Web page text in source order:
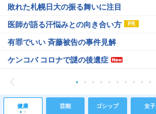
敗れた札幌日大の振る舞いに注目
医師が語る汗悩みとの向き合い方
有罪でいい 斉藤被告の事件見解
ケンコバ コロナで謎の後遺症
健康 芸能 ゴシップ 女子